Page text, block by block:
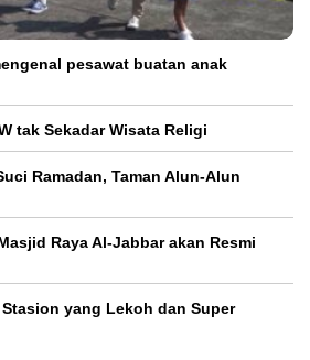
pesawat buatan anak
tak Sekadar Wisata Religi
Ramadan, Taman Alun-Alun
Raya Al-Jabbar akan Resmi
yang Lekoh dan Super